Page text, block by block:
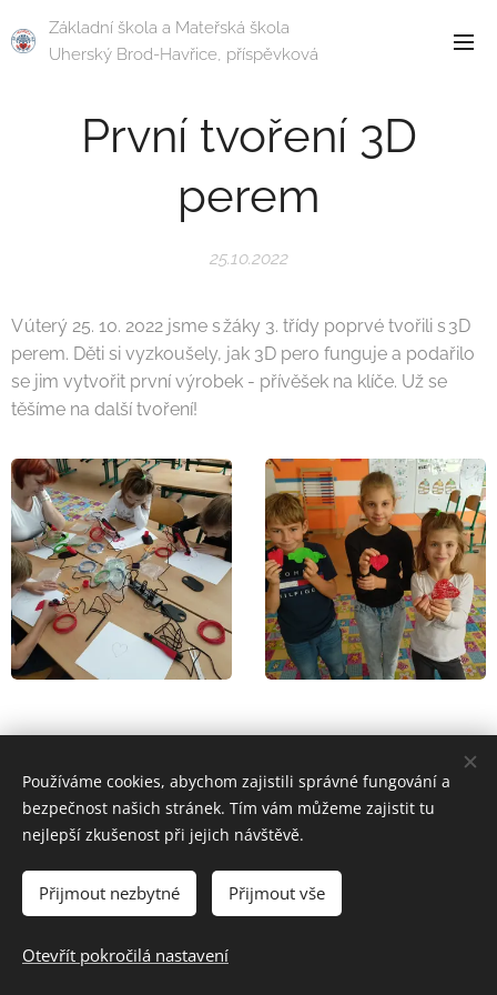
Základní škola a Mateřská škola
Uherský Brod-Havřice, příspěvková
První tvoření 3D
perem
25.10.2022
V úterý 25. 10. 2022 jsme s žáky 3. třídy poprvé tvořili s 3D
perem. Děti si vyzkoušely, jak 3D pero funguje a podařilo
se jim vytvořit první výrobek - přívěšek na klíče. Už se
těšíme na další tvoření!
© 2024 Základní škola a Mateřská škola Uherský Brod-Havřice,
příspěvková organizace | Všechna práva vyhrazena.
Cookies
Používáme cookies, abychom zajistili správné fungování a
bezpečnost našich stránek. Tím vám můžeme zajistit tu
nejlepší zkušenost při jejich návštěvě.
Přijmout nezbytné Přijmout vše
Otevřít pokročilá nastavení